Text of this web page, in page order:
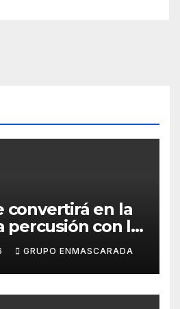
convertirá en la
percusión con la
del Batucada
GRUPO ENMASCARADA